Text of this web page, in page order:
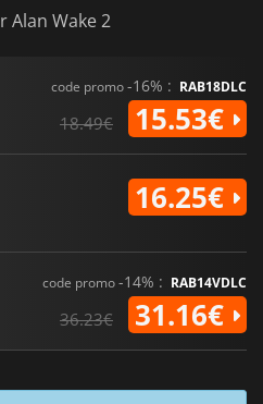
Alan Wake 2
code promo-16% : RAB18DLC
18.49€ 15.53€
16.25€
code promo-14% : RAB14VDLC
36.23€ 31.16€